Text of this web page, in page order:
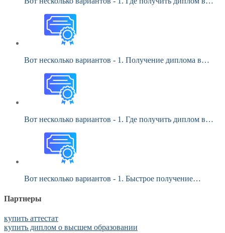
Вот несколько вариантов - 1. Получение диплома в…
Вот несколько вариантов - 1. Где получить диплом в…
Вот несколько вариантов - 1. Быстрое получение…
Партнеры
купить аттестат
купить диплом о высшем образовании